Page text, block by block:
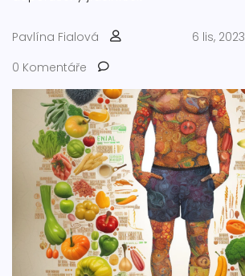
Pavlína Fialová
6 lis, 2023
0 Komentáře